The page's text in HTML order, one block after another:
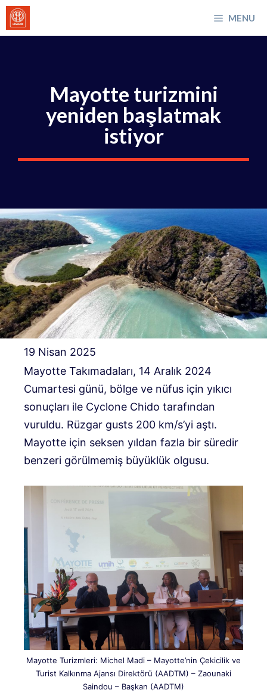
İçeriğe
atla
MENU
Mayotte turizmini
yeniden başlatmak
istiyor
19 Nisan 2025
Mayotte Takımadaları, 14 Aralık 2024
Cumartesi günü, bölge ve nüfus için yıkıcı
sonuçları ile Cyclone Chido tarafından
vuruldu. Rüzgar gusts 200 km/s’yi aştı.
Mayotte için seksen yıldan fazla bir süredir
benzeri görülmemiş büyüklük olgusu.
Mayotte Turizmleri: Michel Madi – Mayotte’nin Çekicilik ve
Turist Kalkınma Ajansı Direktörü (AADTM) – Zaounaki
Saindou – Başkan (AADTM)